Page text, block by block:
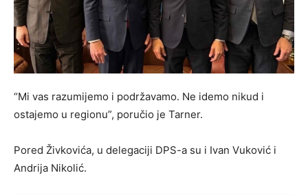
“Mi vas razumijemo i podržavamo. Ne idemo nikud i
ostajemo u regionu”, poručio je Tarner.
Pored Živkovića, u delegaciji DPS-a su i Ivan Vuković i
Andrija Nikolić.